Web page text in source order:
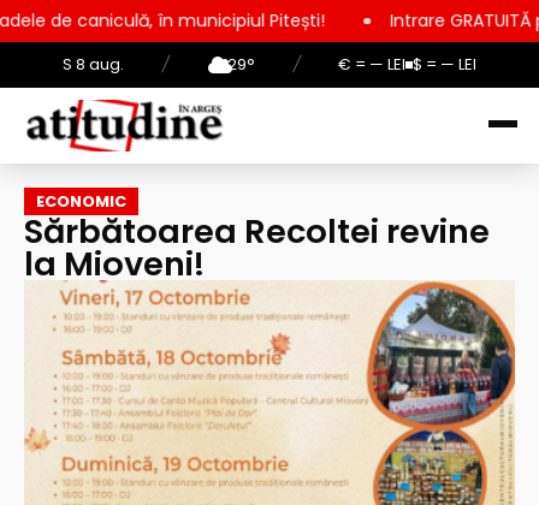
S 8 aug. / 29° / € = — LEI $ = — LEI
în municipiul Pitești! Intrare GRATUITĂ pentru copii,
ECONOMIC
Sărbătoarea Recoltei revine
la Mioveni!